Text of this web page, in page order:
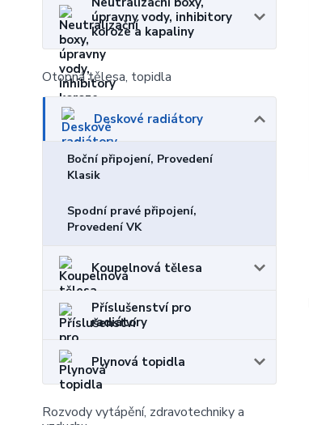
úpravny vody, inhibitory
koroze a kapaliny
Otopná tělesa, topidla
Deskové radiátory
Boční připojení, Provedení
Klasik
Spodní pravé připojení,
Provedení VK
Koupelnová tělesa
Příslušenství pro
radiátory
Plynová topidla
Rozvody vytápění, zdravotechniky a